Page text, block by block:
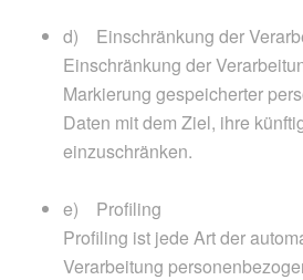
d) Einschränkung der
Einschränkung der
Markierung gespeicherter
Daten mit dem Ziel, ihre
einzuschränken.
e) Profiling
Profiling ist jede Art der
Verarbeitung